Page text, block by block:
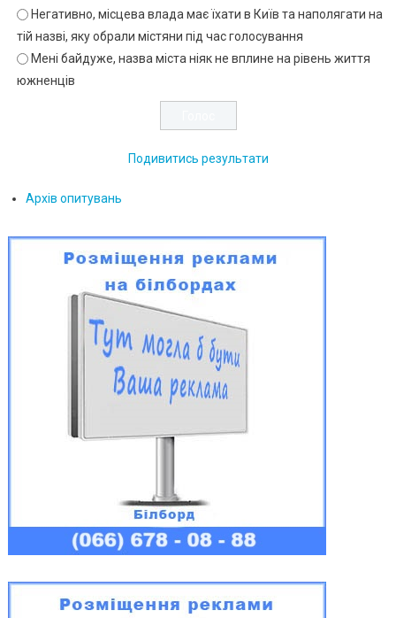
Негативно, місцева влада має їхати в Київ та наполягати на
тій назві, яку обрали містяни під час голосування
Мені байдуже, назва міста ніяк не вплине на рівень життя
южненців
Подивитись результати
Архів опитувань